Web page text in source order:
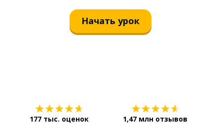
Начать урок
177 тыс. оценок 1,47 млн отзывов